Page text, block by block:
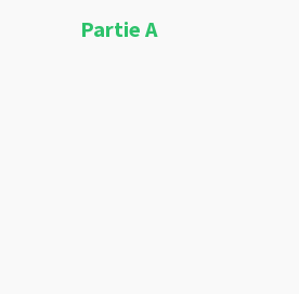
Partie A